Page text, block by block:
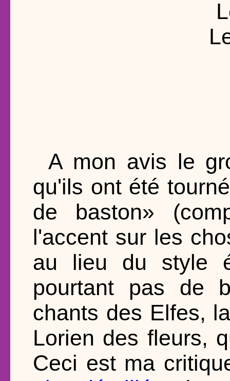
A mon avis le
qu'ils ont été
de baston»
l'accent sur les
au lieu du style
pourtant pas de
chants des Elfes,
Lorien des fleurs,
Ceci est ma